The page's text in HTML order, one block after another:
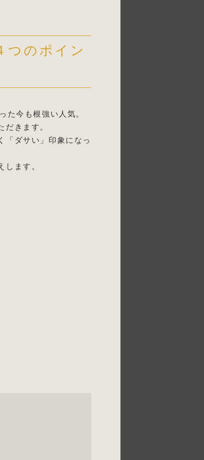
つのポイン
た今も根強い人気。
きます。
「ダサい」印象になっ
します。